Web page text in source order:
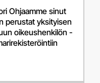
Ohjaamme sinut
perustat yksityisen
oikeushenkilön -